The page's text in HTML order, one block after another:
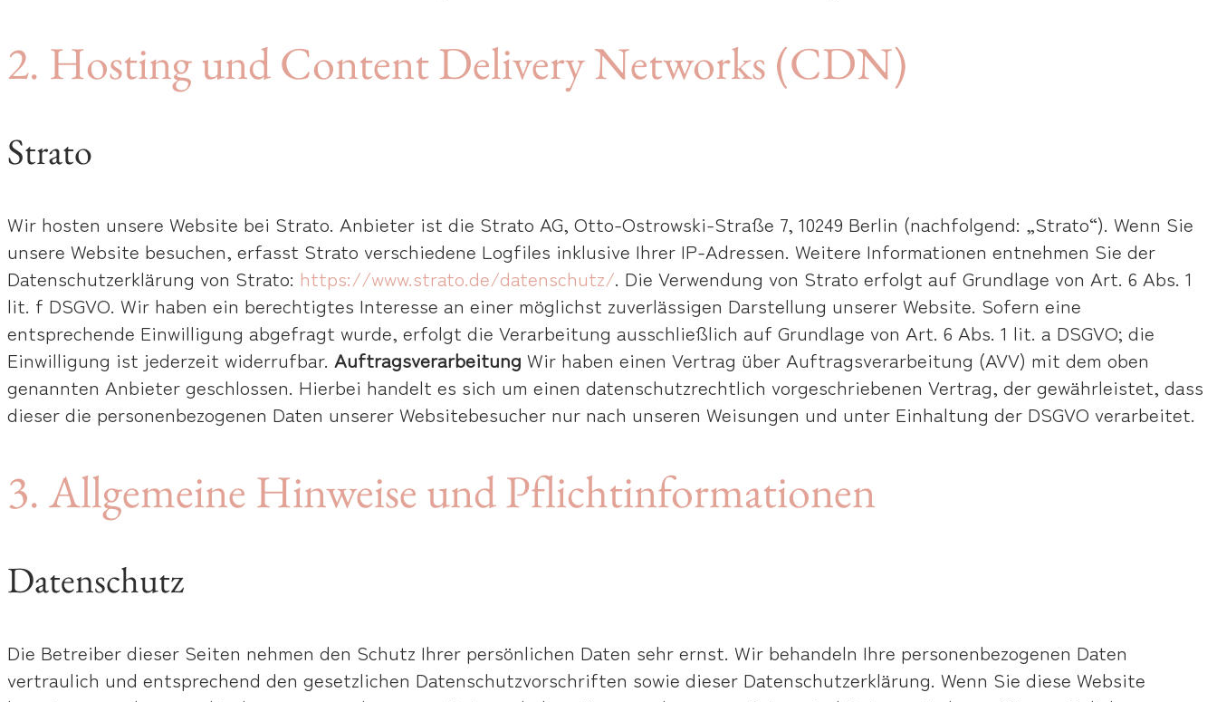
2. Hosting und Content Delivery Networks (CDN)
Strato
Wir hosten unsere Website bei Strato. Anbieter ist die Strato AG, Otto-Ostrowski-Straße 7, 10249 Berlin (nachfolgend: „Strato“). Wenn Sie
unsere Website besuchen, erfasst Strato verschiedene Logfiles inklusive Ihrer IP-Adressen. Weitere Informationen entnehmen Sie der
Datenschutzerklärung von Strato: https://www.strato.de/datenschutz/. Die Verwendung von Strato erfolgt auf Grundlage von Art. 6 Abs. 1
lit. f DSGVO. Wir haben ein berechtigtes Interesse an einer möglichst zuverlässigen Darstellung unserer Website. Sofern eine
entsprechende Einwilligung abgefragt wurde, erfolgt die Verarbeitung ausschließlich auf Grundlage von Art. 6 Abs. 1 lit. a DSGVO; die
Einwilligung ist jederzeit widerrufbar. Auftragsverarbeitung Wir haben einen Vertrag über Auftragsverarbeitung (AVV) mit dem oben
genannten Anbieter geschlossen. Hierbei handelt es sich um einen datenschutzrechtlich vorgeschriebenen Vertrag, der gewährleistet, dass
dieser die personenbezogenen Daten unserer Websitebesucher nur nach unseren Weisungen und unter Einhaltung der DSGVO verarbeitet.
3. Allgemeine Hinweise und Pflicht­informationen
Datenschutz
Die Betreiber dieser Seiten nehmen den Schutz Ihrer persönlichen Daten sehr ernst. Wir behandeln Ihre personenbezogenen Daten
vertraulich und entsprechend den gesetzlichen Datenschutzvorschriften sowie dieser Datenschutzerklärung. Wenn Sie diese Website